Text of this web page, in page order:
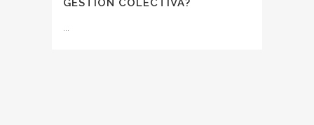
GESTIÓN COLECTIVA?